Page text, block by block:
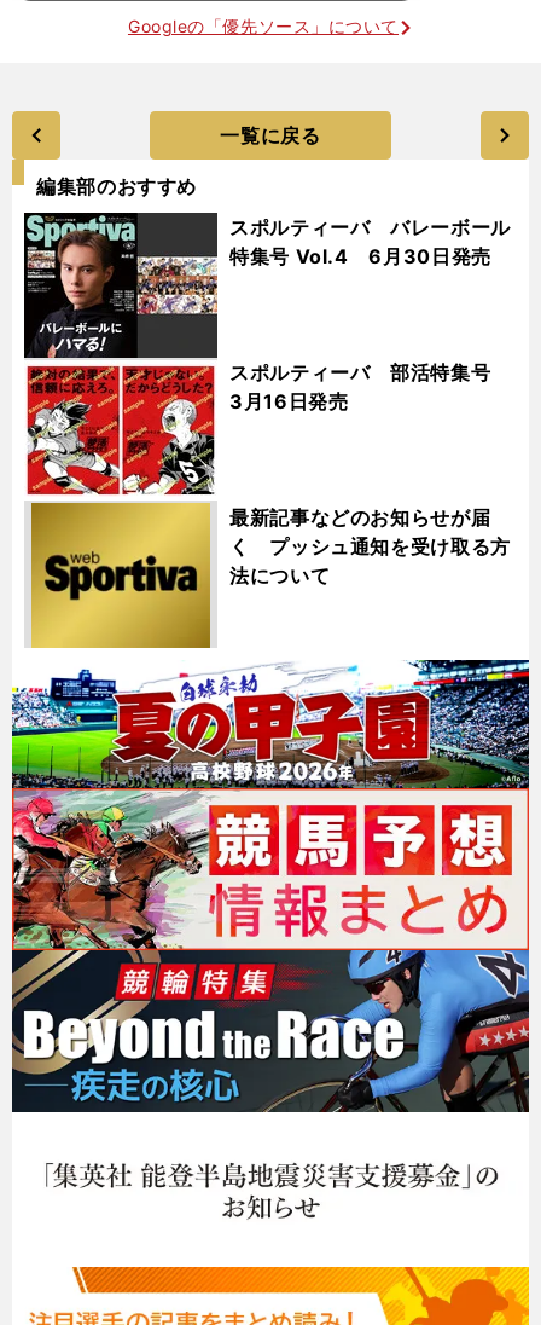
Googleの「優先ソース」について
一覧に戻る
編集部のおすすめ
スポルティーバ バレーボール
特集号 Vol.4 6月30日発売
スポルティーバ 部活特集号
3月16日発売
最新記事などのお知らせが届
く プッシュ通知を受け取る方
法について